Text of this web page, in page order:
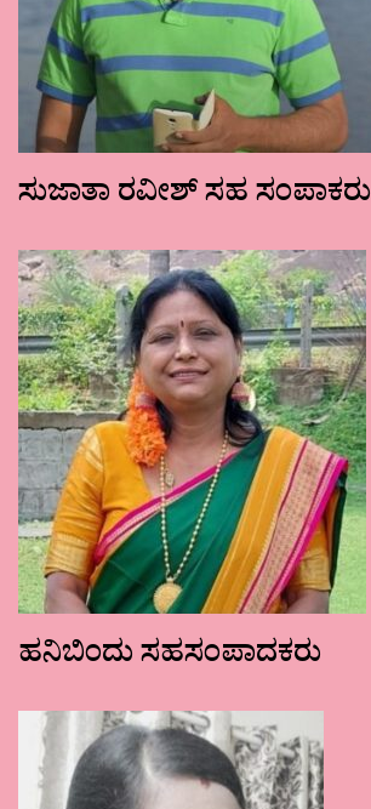
ಸುಜಾತಾ ರವೀಶ್ ಸಹ ಸಂಪಾಕರು
ಹನಿಬಿಂದು ಸಹಸಂಪಾದಕರು